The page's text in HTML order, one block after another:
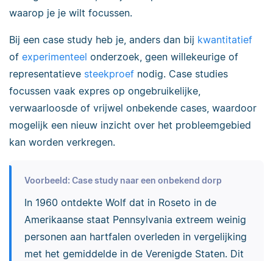
waarop je je wilt focussen.
Bij een case study heb je, anders dan bij kwantitatief
of experimenteel onderzoek, geen willekeurige of
representatieve steekproef nodig. Case studies
focussen vaak expres op ongebruikelijke,
verwaarloosde of vrijwel onbekende cases, waardoor
mogelijk een nieuw inzicht over het probleemgebied
kan worden verkregen.
Voorbeeld: Case study naar een onbekend dorp
In 1960 ontdekte Wolf dat in Roseto in de
Amerikaanse staat Pennsylvania extreem weinig
personen aan hartfalen overleden in vergelijking
met het gemiddelde in de Verenigde Staten. Dit